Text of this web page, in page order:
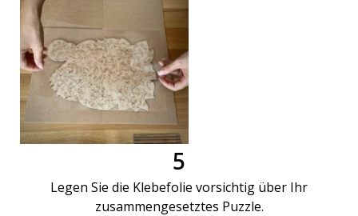
5
Legen Sie die Klebefolie vorsichtig über Ihr
zusammengesetztes Puzzle.